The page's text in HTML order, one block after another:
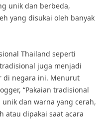
unik dan berbeda,
yang disukai oleh banyak
Thailand seperti
juga menjadi
di negara ini. Menurut
“Pakaian tradisional
dan warna yang cerah,
atau dipakai saat acara